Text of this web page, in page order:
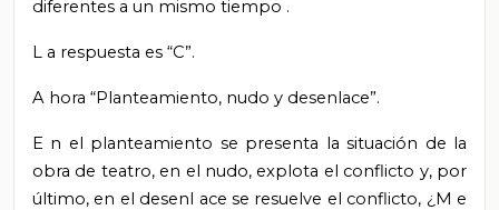
diferentes a un mismo tiempo .
L a respuesta es “C”.
A hora “Planteamiento, nudo y desenlace”.
E n el planteamiento se presenta la situación de la
obra de teatro, en el nudo, explota el conflicto y, por
último, en el desenl ace se resuelve el conflicto, ¿M e